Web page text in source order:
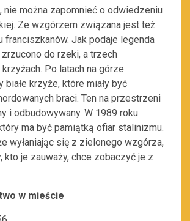
nie można zapomnieć o odwiedzeniu
Ze wzgórzem związana jest też
franciszkanów. Jak podaje legenda
do rzeki, a trzech
Po latach na górze
krzyże, które miały być
braci. Ten na przestrzeni
i odbudowywany. W 1989 roku
ma być pamiątką ofiar stalinizmu.
wyłaniając się z zielonego wzgórza,
kto je zauważy, chce zobaczyć je z
w mieście